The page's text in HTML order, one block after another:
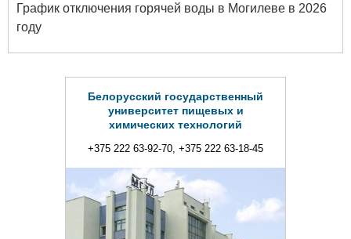
График отключения горячей воды в Могилеве в 2026
году